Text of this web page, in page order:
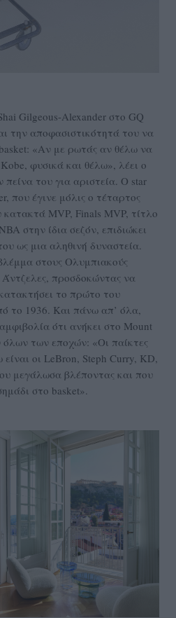
Gilgeous-Alexander στο GQ
την αποφασιστικότητά του να
«Αν με ρωτάς αν θέλω να
φυσικά και θέλω», λέει ο
πείνα του για αριστεία. Ο star
που έγινε μόλις ο τέταρτος
κατακτά MVP, Finals MVP, τίτλο
στην ίδια σεζόν, επιδιώκει
ως μια αληθινή δυναστεία.
στους Ολυμπιακούς
προσδοκώντας να
το πρώτο του
το 1936. Και πάνω απ’ όλα,
ότι ανήκει στο Mount
των εποχών: «Οι παίκτες
οι LeBron, Steph Curry, KD,
μεγάλωσα βλέποντας και που
στο basket».